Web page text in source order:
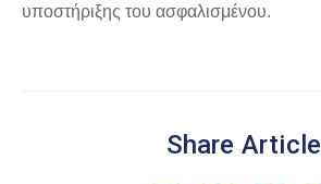
υποστήριξης του ασφαλισμένου.
Share Article